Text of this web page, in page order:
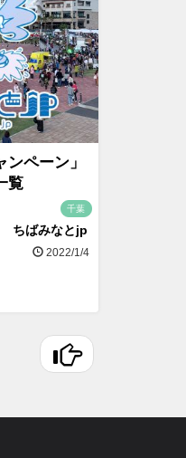
ンペーン」
覧
千葉
ちばみなとjp
2022/1/4